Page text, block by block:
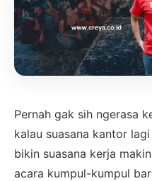
Pernah gak sih ngerasa
kalau suasana kantor
bikin suasana kerja
acara kumpul-kumpul